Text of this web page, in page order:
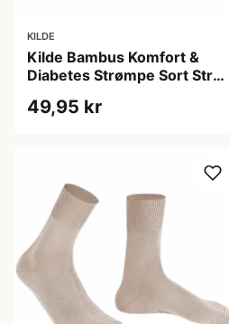
KILDE
Kilde Bambus Komfort &
Diabetes Strømpe Sort Str.
49,95 kr